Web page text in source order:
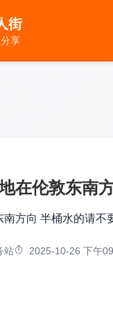
街
享
街
享
在伦敦东南
方向 半桶水的请不
站 2025-10-26 下午